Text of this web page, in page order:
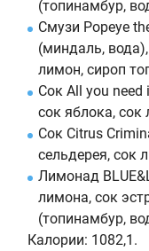
(топинамбур,
Смузи Popeye
(миндаль,
лимон, сироп
Сок All you need
сок яблока, сок
Сок Citrus
сельдерея, сок
Лимонад
лимона, сок
(топинамбур,
Калории: 1082,1.